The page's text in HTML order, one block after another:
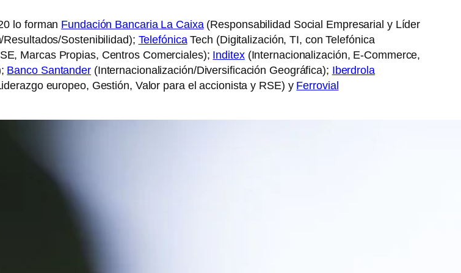
lo forman Fundación Bancaria La Caixa(Responsabilidad Social Empresarial y Líder
Sostenibilidad); TelefónicaTech (Digitalización, TI, con Telefónica
Marcas Propias, Centros Comerciales); Inditex(Internacionalización, E-Commerce,
Banco Santander(Internacionalización/Diversificación Geográfica); Iberdrola
europeo, Gestión, Valor para el accionista y RSE) y Ferrovial